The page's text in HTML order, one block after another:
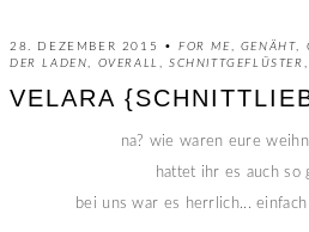
28. DEZEMBER 2015 • FOR ME GENÄHT
DER LADEN
OVERALL SCHNITTGEFLÜSTER
VELARA
na? wie waren eure
hattet ihr es auch so
bei uns war es herrlich...